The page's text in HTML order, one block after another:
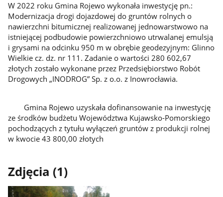
W 2022 roku Gmina Rojewo wykonała inwestycję pn.:
Modernizacja drogi dojazdowej do gruntów rolnych o
nawierzchni bitumicznej realizowanej jednowarstwowo na
istniejącej podbudowie powierzchniowo utrwalanej emulsją
i grysami na odcinku 950 m w obrębie geodezyjnym: Glinno
Wielkie cz. dz. nr 111. Zadanie o wartości 280 602,67
złotych zostało wykonane przez Przedsiębiorstwo Robót
Drogowych „INODROG” Sp. z o.o. z Inowrocławia.
Gmina Rojewo uzyskała dofinansowanie na inwestycję
ze środków budżetu Województwa Kujawsko-Pomorskiego
pochodzących z tytułu wyłączeń gruntów z produkcji rolnej
w kwocie 43 800,00 złotych
Zdjęcia (1)